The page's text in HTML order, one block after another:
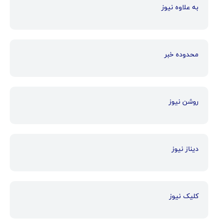
به علاوه نیوز
محدوده خبر
روشن نیوز
دیناز نیوز
کلیک نیوز